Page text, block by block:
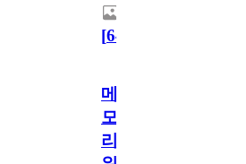
[64
메
모
리